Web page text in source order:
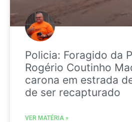
Policia: Foragido da
Rogério Coutinho
carona em estrada
de ser recapturado
VER MATÉRIA »